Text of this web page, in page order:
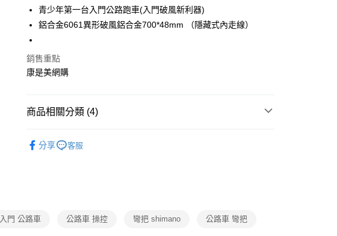
LINE Pay
街口支付
運送方式
青少年第一台入門公路跑車(入門破風新利器)
鋁合金6061異形破風鋁合金700*48mm （隱藏式內走線）
銷售重點
康是美網購
商品相關分類 (4)
分享 客服
入門 公路車 公路車 操控 彎把 shimano 公路車 彎把